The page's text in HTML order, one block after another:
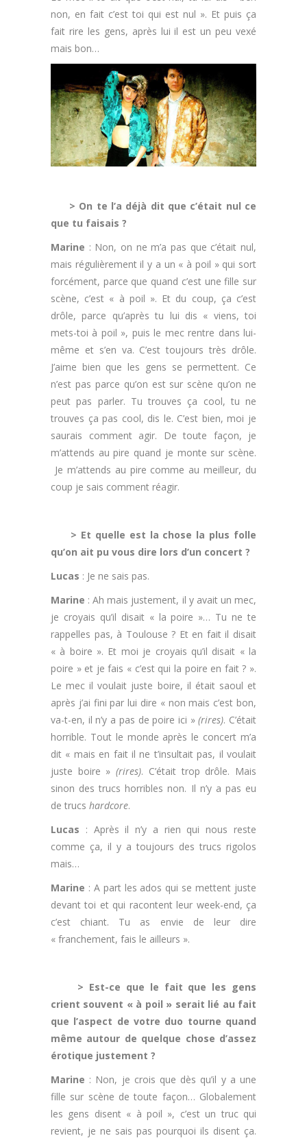
non, en fait c’est toi qui est nul ». Et puis ça
fait rire les gens, après lui il est un peu vexé
mais bon…
> On te l’a déjà dit que c’était nul ce
que tu faisais ?
Marine : Non, on ne m’a pas que c’était nul,
mais régulièrement il y a un « à poil » qui sort
forcément, parce que quand c’est une fille sur
scène, c’est « à poil ». Et du coup, ça c’est
drôle, parce qu’après tu lui dis « viens, toi
mets-toi à poil », puis le mec rentre dans lui-
même et s’en va. C’est toujours très drôle.
J’aime bien que les gens se permettent. Ce
n’est pas parce qu’on est sur scène qu’on ne
peut pas parler. Tu trouves ça cool, tu ne
trouves ça pas cool, dis le. C’est bien, moi je
saurais comment agir. De toute façon, je
m’attends au pire quand je monte sur scène.
Je m’attends au pire comme au meilleur, du
coup je sais comment réagir.
> Et quelle est la chose la plus folle
qu’on ait pu vous dire lors d’un concert ?
Lucas : Je ne sais pas.
Marine : Ah mais justement, il y avait un mec,
je croyais qu’il disait « la poire »… Tu ne te
rappelles pas, à Toulouse ? Et en fait il disait
« à boire ». Et moi je croyais qu’il disait « la
poire » et je fais « c’est qui la poire en fait ? ».
Le mec il voulait juste boire, il était saoul et
après j’ai fini par lui dire « non mais c’est bon,
va-t-en, il n’y a pas de poire ici »(rires). C’était
horrible. Tout le monde après le concert m’a
dit « mais en fait il ne t’insultait pas, il voulait
juste boire »(rires). C’était trop drôle. Mais
sinon des trucs horribles non. Il n’y a pas eu
de trucs hardcore.
Lucas : Après il n’y a rien qui nous reste
comme ça, il y a toujours des trucs rigolos
mais…
Marine : A part les ados qui se mettent juste
devant toi et qui racontent leur week-end, ça
c’est chiant. Tu as envie de leur dire
« franchement, fais le ailleurs ».
> Est-ce que le fait que les gens
crient souvent « à poil » serait lié au fait
que l’aspect de votre duo tourne quand
même autour de quelque chose d’assez
érotique justement ?
Marine : Non, je crois que dès qu’il y a une
fille sur scène de toute façon… Globalement
les gens disent « à poil », c’est un truc qui
revient, je ne sais pas pourquoi ils disent ça.